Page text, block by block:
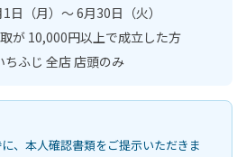
日（月）〜 6月30日（火）
が 10,000円以上で成立した方
ちふじ 全店 店頭のみ
、本人確認書類をご提示いただきま